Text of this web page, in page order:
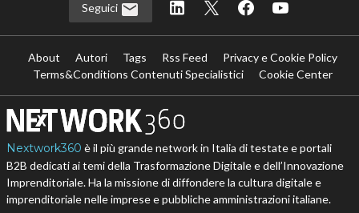
Seguici
About Autori Tags Rss Feed
Privacy e Cookie Policy
Terms&Conditions Contenuti Specialistici
Cookie Center
Nextwork360 è il più grande network in Italia di testate e portali
B2B dedicati ai temi della Trasformazione Digitale e dell’Innovazione
Imprenditoriale. Ha la missione di diffondere la cultura digitale e
imprenditoriale nelle imprese e pubbliche amministrazioni italiane.